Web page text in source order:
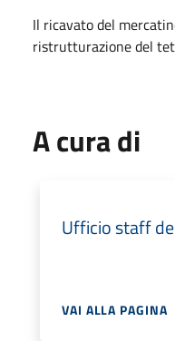
Il ricavato del
ristrutturazione del
A cura di
Ufficio staff
VAI ALLA PAGINA